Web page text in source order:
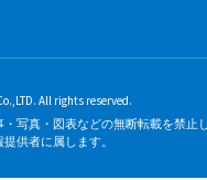
All rights reserved.
写真・図表などの無断転載を禁止
供者に属します。